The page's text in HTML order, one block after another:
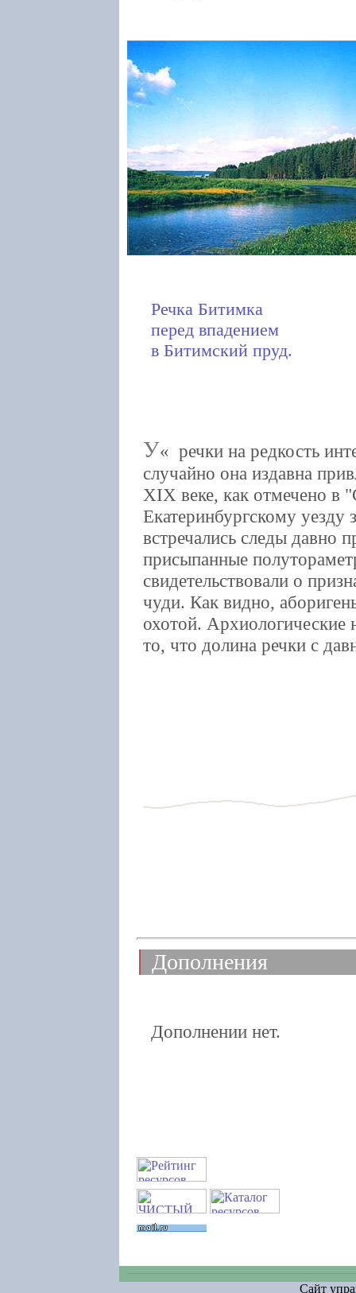
Речка Битимка
перед впадением
в Битимский пруд.
У
речки на редкость
случайно она издавна
XIX веке, как отмечено в
Екатеринбургскому уезду
встречались следы
присыпанные
свидетельствовали о
чуди. Как видно,
охотой. Архиологические
то, что долина речки с
Дополнения
Дополнении нет.
Сайт